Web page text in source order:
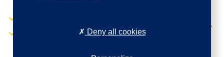
DS AIR (Aérateurs
Reconnaissance étendue
des panneaux de
Deny all cookies